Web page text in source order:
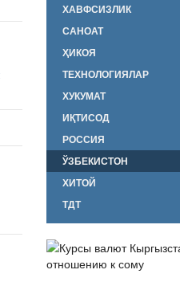
ХАВФСИЗЛИК
САНОАТ
ҲИКОЯ
ТЕХНОЛОГИЯЛАР
ХУКУМАТ
ИҚТИСОД
РОССИЯ
ЎЗБЕКИСТОН
ХИТОЙ
ТДТ